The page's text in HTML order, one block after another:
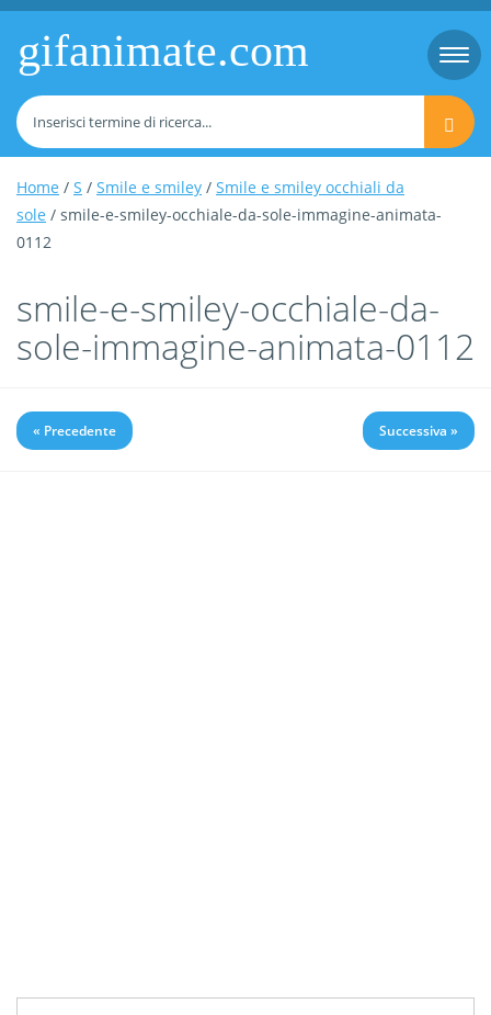
gifanimate.com
Home / S / Smile e smiley / Smile e smiley occhiali da
sole / smile-e-smiley-occhiale-da-sole-immagine-animata-
0112
smile-e-smiley-occhiale-da-
sole-immagine-animata-0112
« Precedente Successiva »